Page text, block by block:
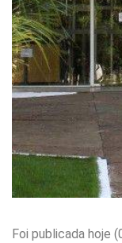
Foi publicada hoje